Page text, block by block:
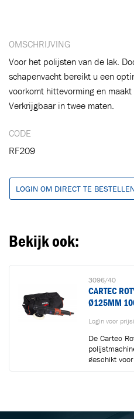
OMSCHRIJVING
Voor het polijsten van de lak.
schapenvacht bereikt u een
voorkomt hittevorming en
Verkrijgbaar in twee maten.
CODE
RF209
LOGIN OM DIRECT TE BESTELLEN
Bekijk ook:
3096/40
CARTEC
Ø125MM
Login voor
De Cartec
geschikt
Toegevoegd aan
VERDER WINKELEN